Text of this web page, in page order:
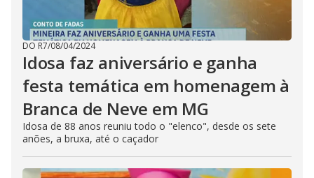
DO R7/08/04/2024
Idosa faz aniversário e ganha
festa temática em homenagem à
Branca de Neve em MG
Idosa de 88 anos reuniu todo o "elenco", desde os sete
anões, a bruxa, até o caçador